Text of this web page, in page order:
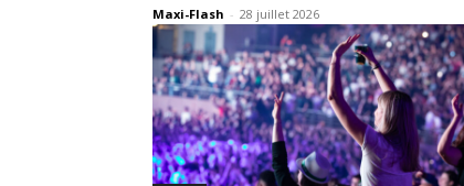
Maxi-Flash - 28 juillet 2026